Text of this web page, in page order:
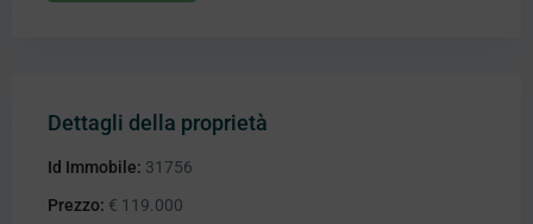
Dettagli della proprietà
Id Immobile: 31756
Prezzo: € 119.000